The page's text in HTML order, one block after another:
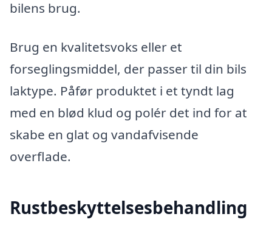
bilens brug.
Brug en kvalitetsvoks eller et
forseglingsmiddel, der passer til din bils
laktype. Påfør produktet i et tyndt lag
med en blød klud og polér det ind for at
skabe en glat og vandafvisende
overflade.
Rustbeskyttelsesbehandling